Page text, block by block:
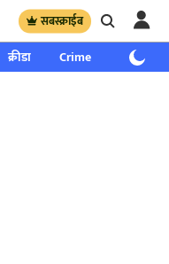
सबस्क्राईब
क्रीडा Crime साप्ताहिक